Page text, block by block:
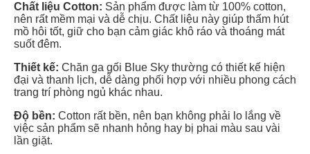
Chất liệu Cotton: Sản phẩm được làm từ 100% cotton,
nên rất mềm mại và dễ chịu. Chất liệu này giúp thấm hút
mồ hôi tốt, giữ cho bạn cảm giác khô ráo và thoáng mát
suốt đêm.
Thiết kế: Chăn ga gối Blue Sky thường có thiết kế hiện
đại và thanh lịch, dễ dàng phối hợp với nhiều phong cách
trang trí phòng ngủ khác nhau.
Độ bền: Cotton rất bền, nên bạn không phải lo lắng về
việc sản phẩm sẽ nhanh hỏng hay bị phai màu sau vài
lần giặt.